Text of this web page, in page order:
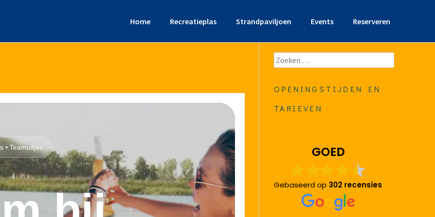
Home Recreatieplas Strandpaviljoen Events Reserveren
• Teamuitjes
Zoeken
naar:
OPENINGSTIJDEN EN
TARIEVEN
GOED
Gebaseerd op 302 recensies